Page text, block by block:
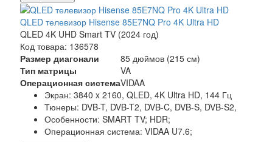
QLED телевизор Hisense 85E7NQ Pro 4K Ultra HD
QLED 4K UHD Smart TV (2024 год)
Код товара: 136578
Размер диагонали
85 дюймов (215 см)
Тип матрицы
VA
Операционная системаVIDAA
Экран: 3840 x 2160, QLED, 4K Ultra HD, 144 Гц
Тюнеры: DVB-T, DVB-T2, DVB-C, DVB-S, DVB-S2,
Особенности: SMART TV; HDR;
Операционная система: VIDAA U7.6;